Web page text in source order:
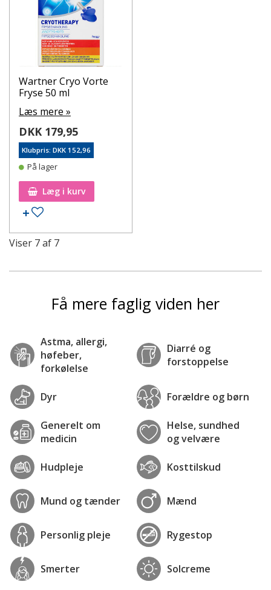
Wartner Cryo Vorte
Fryse 50 ml
Læs mere »
DKK 179,95
Klubpris: DKK 152,96
På lager
Læg i kurv
Tilføj til ønskeseddel
Viser 7af 7
Få mere faglig viden her
Astma, allergi,
høfeber,
forkølelse
Diarré og
forstoppelse
Dyr Forældre og børn
Generelt om
medicin
Helse, sundhed
og velvære
Hudpleje Kosttilskud
Mund og tænder Mænd
Personlig pleje Rygestop
Smerter Solcreme